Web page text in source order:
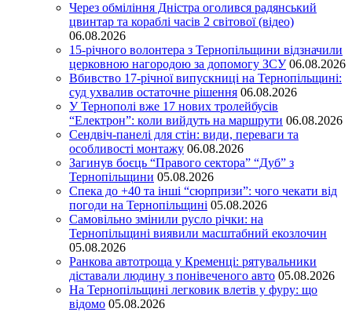
Через обміління Дністра оголився радянський
цвинтар та кораблі часів 2 світової (відео)
06.08.2026
15-річного волонтера з Тернопільщини відзначили
церковною нагородою за допомогу ЗСУ 06.08.2026
Вбивство 17-річної випускниці на Тернопільщині:
суд ухвалив остаточне рішення 06.08.2026
У Тернополі вже 17 нових тролейбусів
“Електрон”: коли вийдуть на маршрути 06.08.2026
Сендвіч-панелі для стін: види, переваги та
особливості монтажу 06.08.2026
Загинув боєць “Правого сектора” “Дуб” з
Тернопільщини 05.08.2026
Спека до +40 та інші “сюрпризи”: чого чекати від
погоди на Тернопільщині 05.08.2026
Самовільно змінили русло річки: на
Тернопільщині виявили масштабний екозлочин
05.08.2026
Ранкова автотроща у Кременці: рятувальники
діставали людину з понівеченого авто 05.08.2026
На Тернопільщині легковик влетів у фуру: що
відомо 05.08.2026